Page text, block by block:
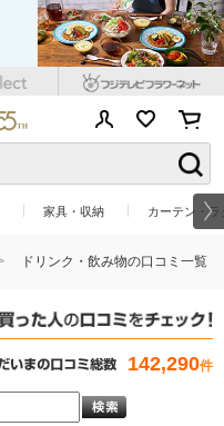
家具・収納 カーテン・
ドリンク・飲み物の口コミ一覧
142,290件